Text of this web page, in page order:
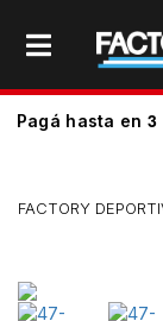
Pagá hasta en 3